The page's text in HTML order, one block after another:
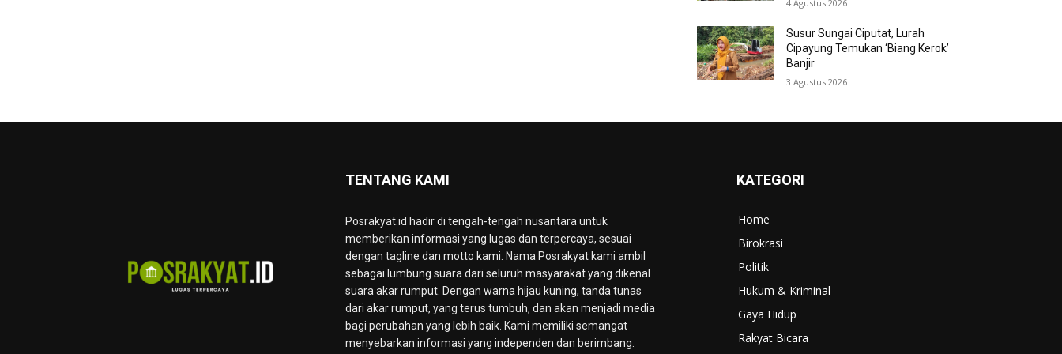
4 Agustus 2026
Susur Sungai Ciputat, Lurah
Cipayung Temukan ‘Biang Kerok’
Banjir
3 Agustus 2026
TENTANG KAMI
Posrakyat.id hadir di tengah-tengah nusantara untuk
memberikan informasi yang lugas dan terpercaya, sesuai
dengan tagline dan motto kami. Nama Posrakyat kami ambil
sebagai lumbung suara dari seluruh masyarakat yang dikenal
suara akar rumput. Dengan warna hijau kuning, tanda tunas
dari akar rumput, yang terus tumbuh, dan akan menjadi media
bagi perubahan yang lebih baik. Kami memiliki semangat
menyebarkan informasi yang independen dan berimbang.
KATEGORI
Home
Birokrasi
Politik
Hukum & Kriminal
Gaya Hidup
Rakyat Bicara